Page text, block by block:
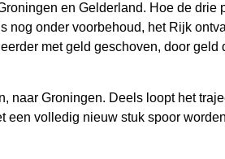
en Gelderland. Hoe de
onder voorbehoud, het Rijk
met geld geschoven, door
Groningen. Deels loopt het
volledig nieuw stuk spoor